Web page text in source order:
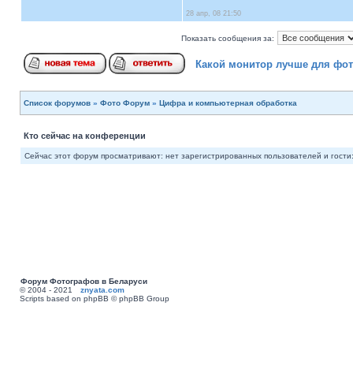
28 апр, 08 21:50
Показать сообщения за:
Какой монитор лучше для
Список форумов » Фото Форум » Цифра и компьютерная обработка
Кто сейчас на конференции
Сейчас этот форум просматривают: нет зарегистрированных пользователей и
Форум Фотографов в Беларуси
© 2004 - 2021 znyata.com
Scripts based on phpBB © phpBB Group